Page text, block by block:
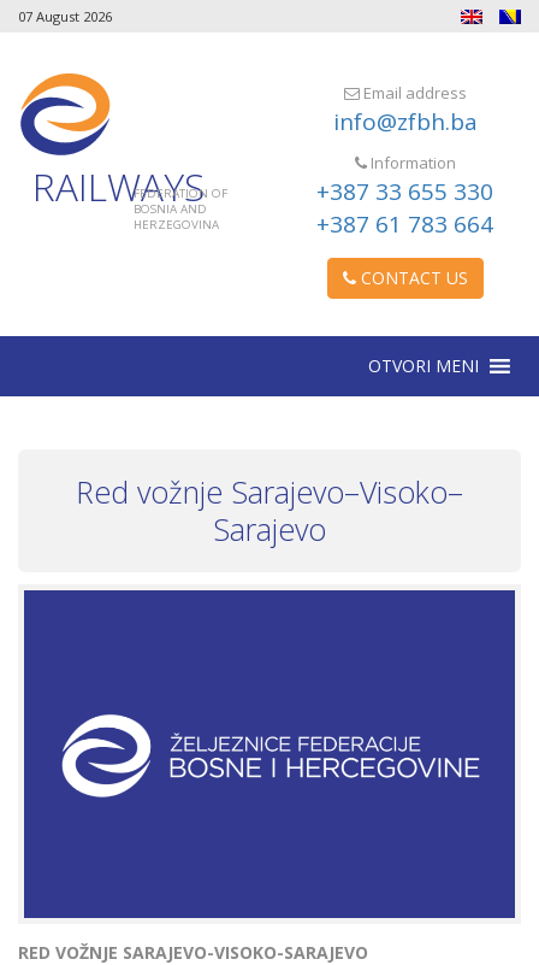
07 August 2026
RAILWAYS
FEDERATION OF
BOSNIA AND
HERZEGOVINA
Email address
info@zfbh.ba
Information
+387 33 655 330
+387 61 783 664
CONTACT US
OTVORI MENI
Red vožnje Sarajevo–Visoko–
Sarajevo
RED VOŽNJE SARAJEVO-VISOKO-SARAJEVO